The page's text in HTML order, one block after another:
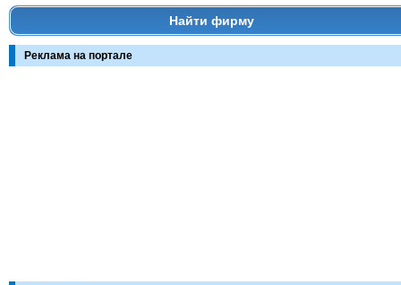
Найти фирму
Реклама на портале